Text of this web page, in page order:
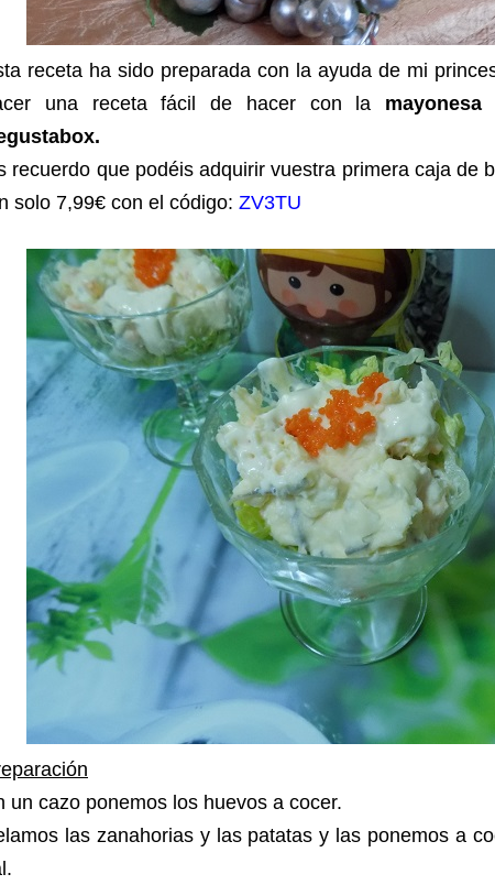
receta ha sido preparada con la ayuda de mi
una receta fácil de hacer con la
recuerdo que podéis adquirir vuestra primera caja de
solo 7,99€ con el código: ZV3TU
un cazo ponemos los huevos a cocer.
las zanahorias y las patatas y las ponemos a